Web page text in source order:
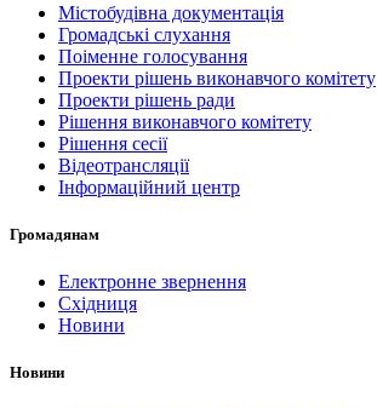
Містобудівна документація
Громадські слухання
Поіменне голосування
Проекти рішень виконавчого комітету
Проекти рішень ради
Рішення виконавчого комітету
Рішення сесії
Відеотрансляції
Інформаційний центр
Громадянам
Електронне звернення
Східниця
Новини
Новини